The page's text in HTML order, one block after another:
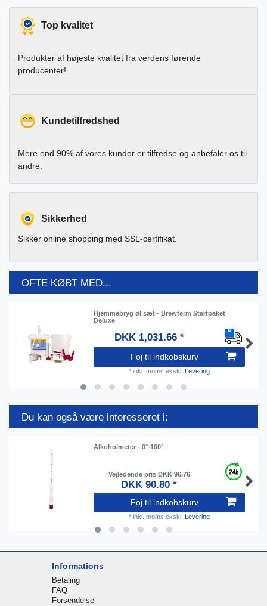
Top kvalitet
Produkter af højeste kvalitet fra verdens førende
producenter!
Kundetilfredshed
Mere end 90% af vores kunder er tilfredse og anbefaler os til
andre.
Sikkerhed
Sikker online shopping med SSL-certifikat.
OFTE KØBT MED...
Hjemmebryg øl sæt - Brewferm Startpaket
Deluxe
DKK 1,031.66 *
Foj til indkobskurv
* inkl. moms ekskl. Levering
Du kan også være interesseret i:
Alkoholmeter - 0°-100°
Vejledende pris DKK 96.76
DKK 90.80 *
Foj til indkobskurv
* inkl. moms ekskl. Levering
Informations
Betaling
FAQ
Forsendelse